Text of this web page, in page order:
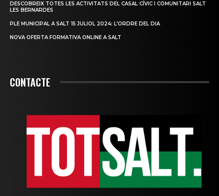
DESCOBREIX TOTES LES ACTIVITATS DEL CASAL CÍVIC I COMUNITARI SALT
LES BERNARDES
PLE MUNICIPAL A SALT 15 JULIOL 2024: L’ORDRE DEL DIA
NOVA OFERTA FORMATIVA ONLINE A SALT
CONTACTE